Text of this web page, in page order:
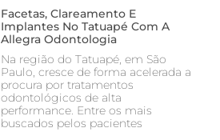
Facetas, Clareamento E
Implantes No Tatuapé Com A
Allegra Odontologia
Na região do Tatuapé, em São
Paulo, cresce de forma acelerada a
procura por tratamentos
odontológicos de alta
performance. Entre os mais
buscados pelos pacientes